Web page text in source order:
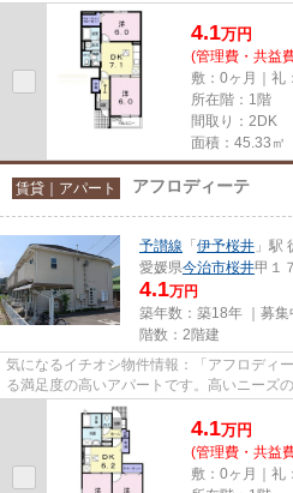
適に過ごしやすいお部屋にな...
4.1万円
(管理費・共益
敷：0ヶ月｜礼
所在階：1階
間取り：2DK
面積：45.33㎡
賃貸｜アパート アフロディーテ
予讃線 「 伊予桜井 」駅
愛媛県今治市桜井甲１
4.1万円
築年数：築18年 ｜募集
階数：2階建
気になるイチオシ物件情報：「アフロディ
る満足度の高いアパートです。高いニーズ
辺の物件をお探しの方には、伊...
4.1万円
(管理費・共益
敷：0ヶ月｜礼